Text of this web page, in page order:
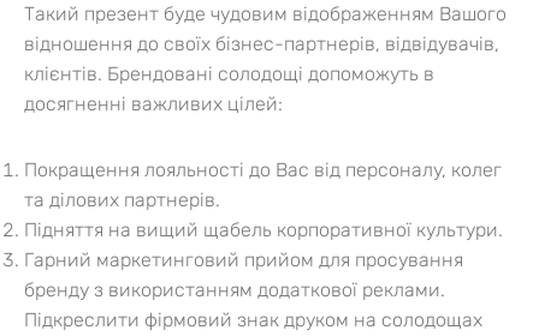
Такий презент буде чудовим відображенням Вашого
відношення до своїх бізнес-партнерів, відвідувачів,
клієнтів. Брендовані солодощі допоможуть в
досягненні важливих цілей:
Покращення лояльності до Вас від персоналу, колег
та ділових партнерів.
Підняття на вищий щабель корпоративної культури.
Гарний маркетинговий прийом для просування
бренду з використанням додаткової реклами.
Підкреслити фірмовий знак друком на солодощах